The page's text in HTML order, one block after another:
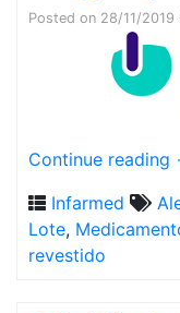
Posted on 28/11/2019
Continue reading
Infarmed
Lote,
revestido